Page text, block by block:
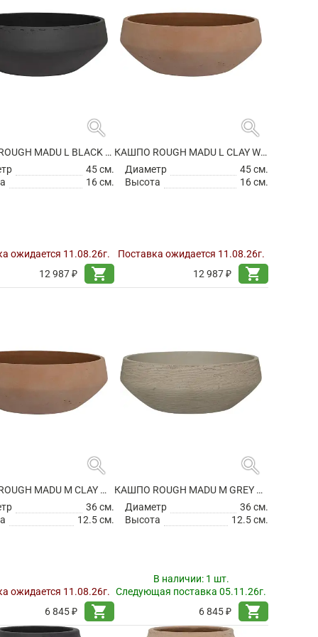
search
КАШПО ROUGH MADU L BLACK WASHED
45 см.
16 см.
ожидается 11.08.26г.
12 987 ₽
shopping_cart
search
КАШПО ROUGH MADU L CLAY WASHED
Диаметр
45 см.
Высота
16 см.
Поставка ожидается 11.08.26г.
12 987 ₽
shopping_cart
search
КАШПО ROUGH MADU M CLAY WASHED
36 см.
12.5 см.
ожидается 11.08.26г.
6 845 ₽
shopping_cart
search
КАШПО ROUGH MADU M GREY WASHED
Диаметр
36 см.
Высота
12.5 см.
В наличии: 1 шт.
Следующая поставка 05.11.26г.
6 845 ₽
shopping_cart